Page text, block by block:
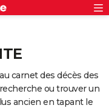
carnet des décès des
ou trouver un
ancien en tapant le